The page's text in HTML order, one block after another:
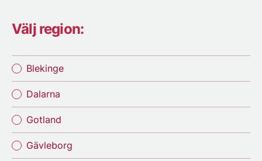
Välj region:
Blekinge
Dalarna
Gotland
Gävleborg